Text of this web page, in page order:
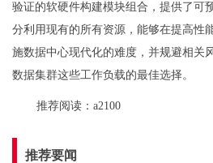
验证的软硬件构建模块组合，提供了可
分利用现有的所有资源，能够在提高性
施数据中心现代化的难度，并规避相关
数据集群这些工作负载的最佳选择。
推荐阅读： a2100
推荐要闻